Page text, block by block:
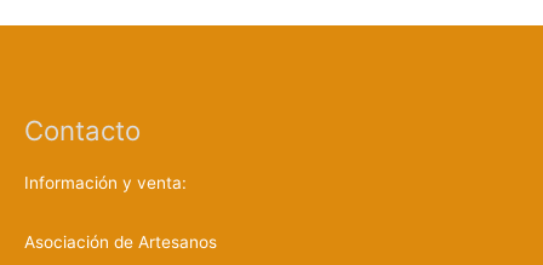
o
d
c
t
Contacto
Información y venta:
Asociación de Artesanos